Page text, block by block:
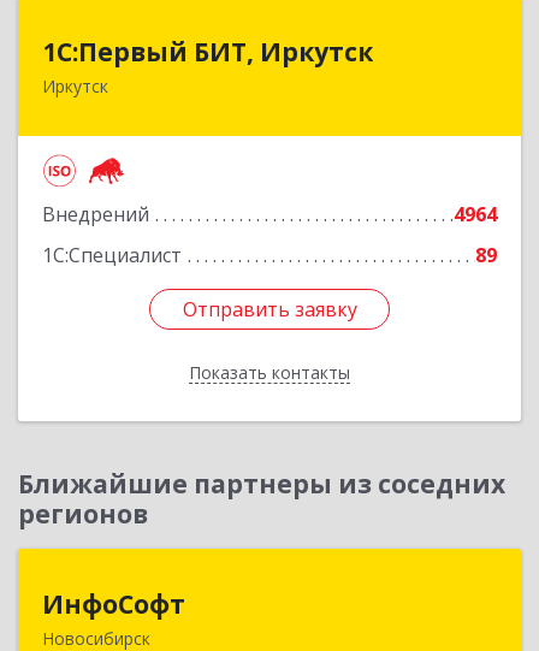
1С:Первый БИТ, Иркутск
Иркутск
Внедрений
4964
1С:Специалист
89
Отправить заявку
Показать контакты
1С:Первый БИТ, Иркутск
664007, Иркутская обл, Иркутск г, Декабрьских
Отправить заявку
Назад
Ближайшие партнеры из соседних
регионов
ИнфоСофт
Новосибирск
630091, Новосибирская обл, Новосибирск г,